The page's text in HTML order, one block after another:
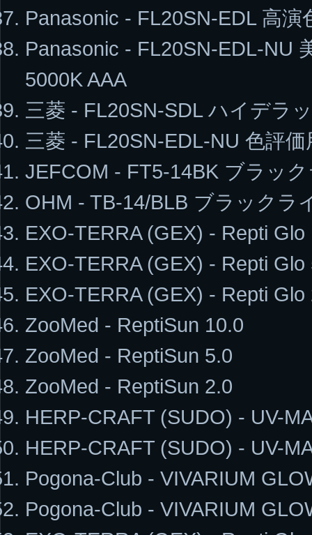
Panasonic - FL20SN-EDL 高演
Panasonic - FL20SN-EDL-NU
5000K AAA
三菱 - FL20SN-SDL ハイデラ
三菱 - FL20SN-EDL-NU 色評
JEFCOM - FT5-14BK ブラッ
OHM - TB-14/BLB ブラックラ
EXO-TERRA (GEX) - Repti Glo
EXO-TERRA (GEX) - Repti Glo
EXO-TERRA (GEX) - Repti Glo
ZooMed - ReptiSun 10.0
ZooMed - ReptiSun 5.0
ZooMed - ReptiSun 2.0
HERP-CRAFT (SUDO) - UV-
HERP-CRAFT (SUDO) - UV-
Pogona-Club - VIVARIUM
Pogona-Club - VIVARIUM